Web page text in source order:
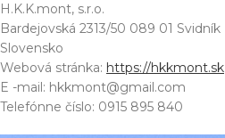
H.K.K.mont, s.r.o.
Bardejovská 2313/50 089 01 Svidník
Slovensko
Webová stránka: https://hkkmont.sk
E -mail: hkkmont@gmail.com
Telefónne číslo: 0915 895 840